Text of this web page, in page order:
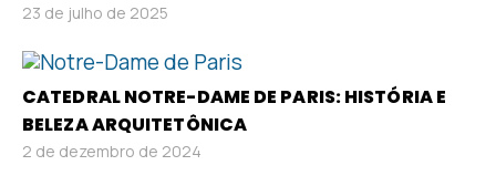
23 de julho de 2025
CATEDRAL NOTRE-DAME DE PARIS: HISTÓRIA E
BELEZA ARQUITETÔNICA
2 de dezembro de 2024